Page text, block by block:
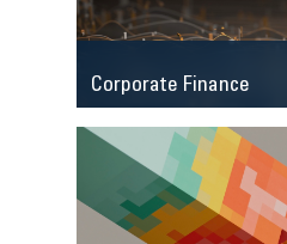
Corporate Finance